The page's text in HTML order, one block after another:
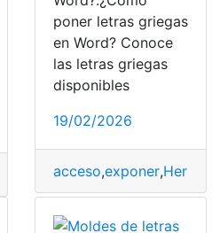
poner letras griegas
en Word? Conoce
las letras griegas
disponibles
19/02/2026
acceso,exponer,